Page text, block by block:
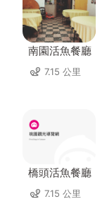
南園活魚餐廳
7.15 公里
橋頭活魚餐廳
7.15 公里